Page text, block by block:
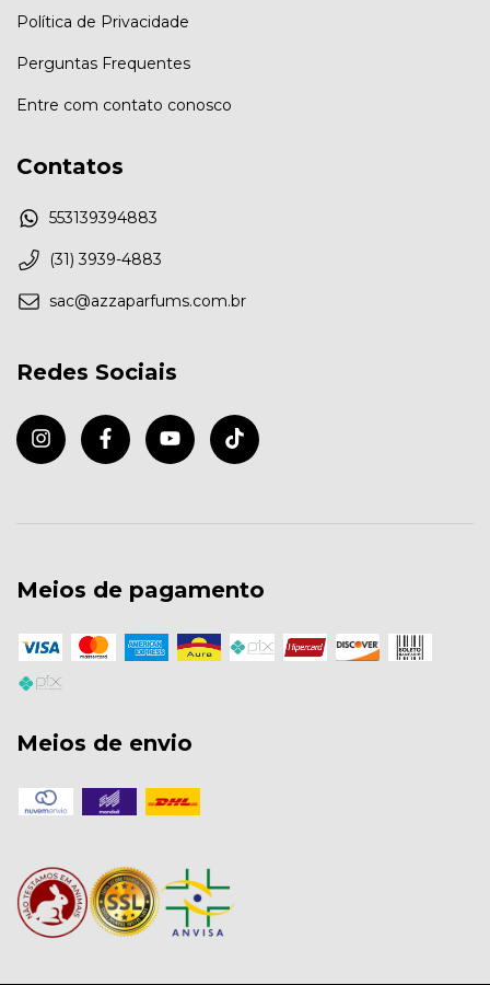
Política de Privacidade
Perguntas Frequentes
Entre com contato conosco
Contatos
553139394883
(31) 3939-4883
sac@azzaparfums.com.br
Redes Sociais
Meios de pagamento
Meios de envio